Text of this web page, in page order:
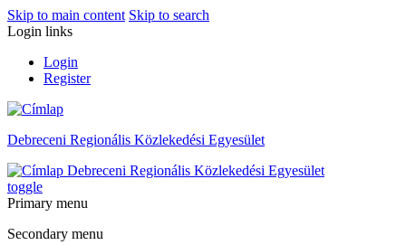
Skip to main content Skip to search
Login links
Login
Register
Debreceni Regionális Közlekedési Egyesület
Debreceni Regionális Közlekedési Egyesület
toggle
Primary menu
Secondary menu